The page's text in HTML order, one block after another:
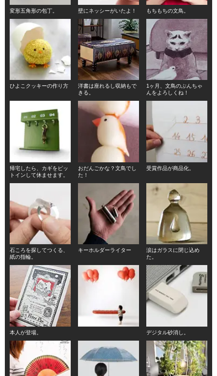
変形五角形の包丁。 壁にネッシーがいたよ！ もちもちの文鳥。
ひよこクッキーの作り方
洋書は座れるし収納もで
きる。
1ヶ月、文鳥のぶんちゃ
んをよろしくね！
帰宅したら、カギをピッ
トインして休ませます。
おだんごかな？文鳥でし
た！
受賞作品が商品化。
石ころを探してつくる、
紙の指輪。
キーホルダーライター
涙はガラスに閉じ込め
た。
本人が登場。 デジタル砂消し。